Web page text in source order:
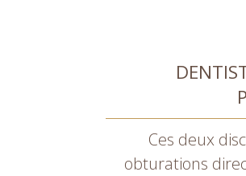
Ces deux
obturations